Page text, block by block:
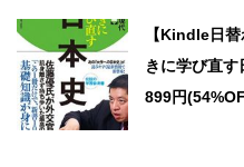
【Kindle日
きに学び直
899円